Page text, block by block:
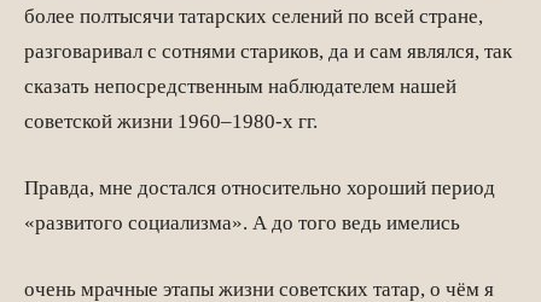
более полтысячи татарских селений по всей стране,
разговаривал с сотнями стариков, да и сам являлся, так
сказать непосредственным наблюдателем нашей
советской жизни 1960–1980-х гг.
Правда, мне достался относительно хороший период
«развитого социализма». А до того ведь имелись
очень мрачные этапы жизни советских татар, о чём я